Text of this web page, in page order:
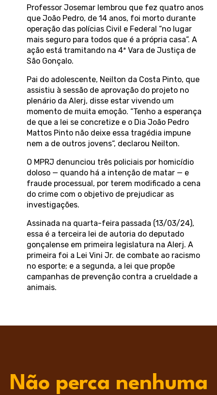
Professor Josemar lembrou que fez quatro anos
que João Pedro, de 14 anos, foi morto durante
operação das polícias Civil e Federal “no lugar
mais seguro para todos que é a própria casa”. A
ação está tramitando na 4ª Vara de Justiça de
São Gonçalo.
Pai do adolescente, Neilton da Costa Pinto, que
assistiu à sessão de aprovação do projeto no
plenário da Alerj, disse estar vivendo um
momento de muita emoção. “Tenho a esperança
de que a lei se concretize e o Dia João Pedro
Mattos Pinto não deixe essa tragédia impune
nem a de outros jovens“, declarou Neilton.
O MPRJ denunciou três policiais por homicídio
doloso — quando há a intenção de matar — e
fraude processual, por terem modificado a cena
do crime com o objetivo de prejudicar as
investigações.
Assinada na quarta-feira passada (13/03/24),
essa é a terceira lei de autoria do deputado
gonçalense em primeira legislatura na Alerj. A
primeira foi a Lei Vini Jr. de combate ao racismo
no esporte; e a segunda, a lei que propõe
campanhas de prevenção contra a crueldade a
animais.
Não perca nenhuma